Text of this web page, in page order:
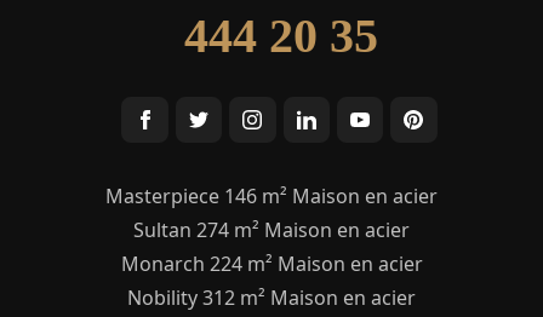
444 20 35
Masterpiece 146 m² Maison en acier
Sultan 274 m² Maison en acier
Monarch 224 m² Maison en acier
Nobility 312 m² Maison en acier